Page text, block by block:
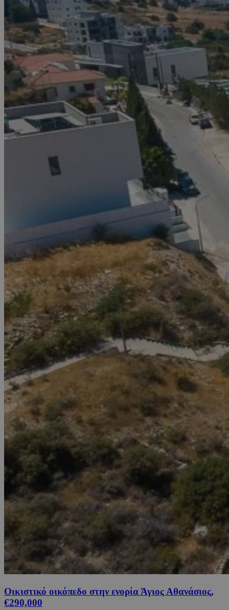
Οικιστικό οικόπεδο στην ενορία Άγιος Αθανάσιος,
€290,000